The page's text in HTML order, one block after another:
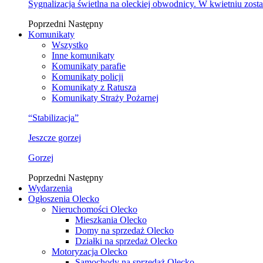
Sygnalizacja świetlna na oleckiej obwodnicy. W kwietniu
Poprzedni Następny
Komunikaty
Wszystko
Inne komunikaty
Komunikaty parafie
Komunikaty policji
Komunikaty z Ratusza
Komunikaty Straży Pożarnej
“Stabilizacja”
Jeszcze gorzej
Gorzej
Poprzedni Następny
Wydarzenia
Ogłoszenia Olecko
Nieruchomości Olecko
Mieszkania Olecko
Domy na sprzedaż Olecko
Działki na sprzedaż Olecko
Motoryzacja Olecko